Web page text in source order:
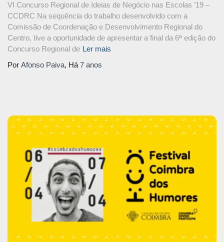
VI Concurso Regional de Ideias de Negócio nas Escolas ’19 –
CCDRC Na sequência do trabalho desenvolvido com a
Comissão de Coordenação e Desenvolvimento Regional do
Centro, tive a oportunidade de apresentar a final da 6ª edição do
Concurso Regional de Ler mais
Por Afonso Paiva, Há 7 anos